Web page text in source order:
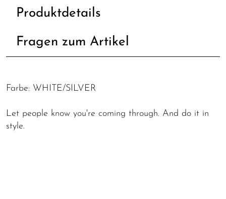
Produktdetails
Fragen zum Artikel
Farbe: WHITE/SILVER
Let people know you're coming through. And do it in
style.